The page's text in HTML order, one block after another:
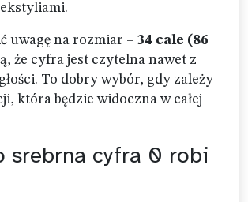
uwagę na rozmiar – 34 cale (86
że cyfra jest czytelna nawet z
To dobry wybór, gdy zależy
która będzie widoczna w całej
srebrna cyfra 0 robi